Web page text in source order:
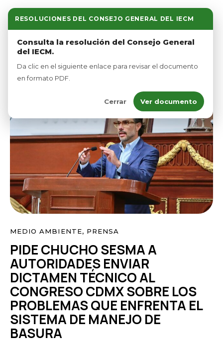
RESOLUCIONES DEL CONSEJO GENERAL DEL IECM
Consulta la resolución del Consejo General
del IECM.
Da clic en el siguiente enlace para revisar el documento
en formato PDF.
Cerrar Ver documento
Inicio
Nosotros
Afíliate
MEDIO AMBIENTE, PRENSA
PIDE CHUCHO SESMA A
AUTORIDADES ENVIAR
DICTAMEN TÉCNICO AL
CONGRESO CDMX SOBRE LOS
PROBLEMAS QUE ENFRENTA EL
SISTEMA DE MANEJO DE
BASURA